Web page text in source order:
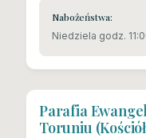
Nabożeństwa:
Niedziela godz.
Parafia
Toruniu